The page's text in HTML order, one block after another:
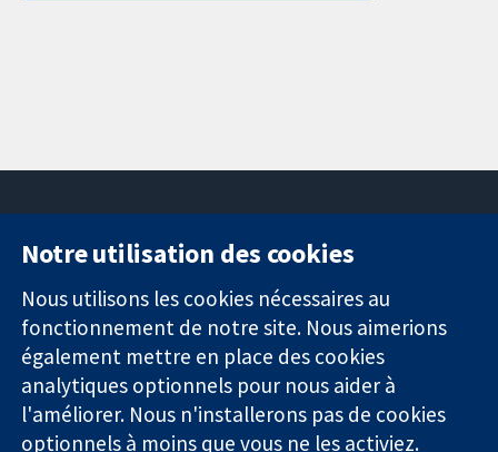
Des données
probantes.
Des décisions
éclairées.
Une meilleure
santé.
11-13 Cavendish
Square
Londres
W1G0AN
Royaume-Uni
nous
Actualités
Service de
presse
Qui sommes-
nous
Offres
Notre utilisation des cookies
Nous utilisons les cookies nécessaires au
fonctionnement de notre site. Nous aimerions
également mettre en place des cookies
analytiques optionnels pour nous aider à
l'améliorer. Nous n'installerons pas de cookies
optionnels à moins que vous ne les activiez.